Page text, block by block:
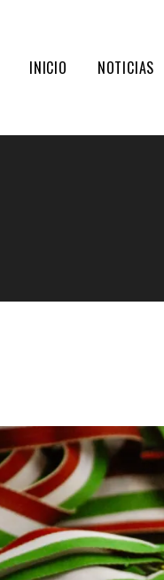
INICIO NOTICIAS